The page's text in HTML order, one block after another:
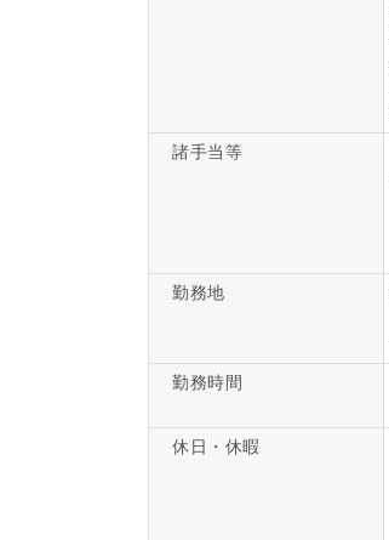
諸手当等
勤務地
勤務時間
休日・休暇